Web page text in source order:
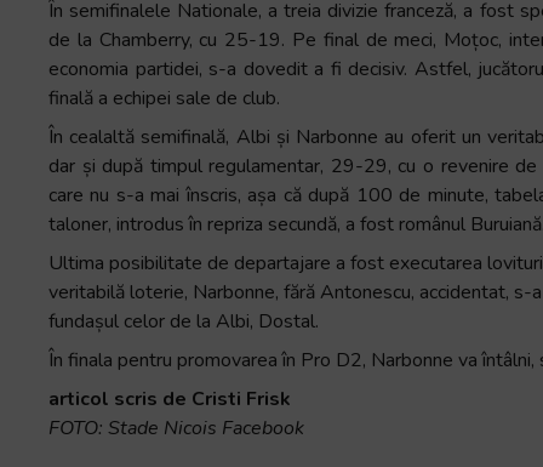
În semifinalele Nationale, a treia divizie franceză, a fost
de la Chamberry, cu 25-19. Pe final de meci, Moțoc,
economia partidei, s-a dovedit a fi decisiv. Astfel,
finală a echipei sale de club.
În cealaltă semifinală, Albi și Narbonne au oferit un
dar și după timpul regulamentar, 29-29, cu o revenire
care nu s-a mai înscris, așa că după 100 de minute,
taloner, introdus în repriza secundă, a fost românul
Ultima posibilitate de departajare a fost executarea
veritabilă loterie, Narbonne, fără Antonescu, accidentat,
fundașul celor de la Albi, Dostal.
În finala pentru promovarea în Pro D2, Narbonne va
articol scris de Cristi Frisk
FOTO: Stade Nicois Facebook